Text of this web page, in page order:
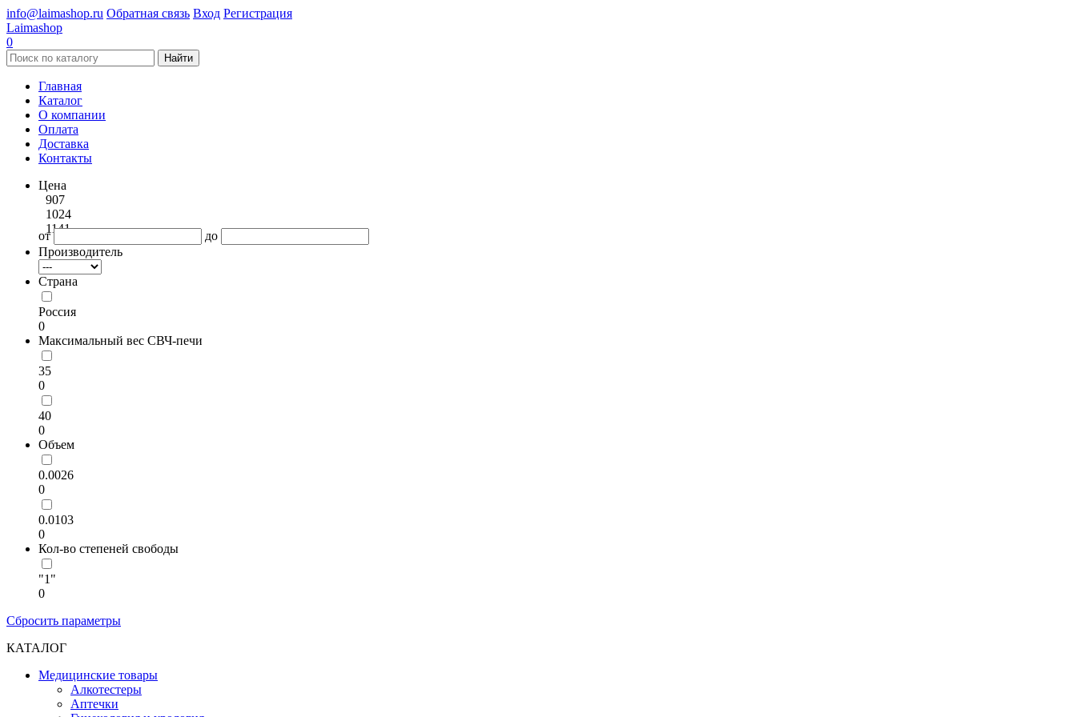
info@laimashop.ru Обратная связь Вход Регистрация
Laimashop
0
Найти
Главная
Каталог
О компании
Оплата
Доставка
Контакты
Цена
907
1024
1141
от
до
Производитель
Страна
Россия
0
Максимальный вес СВЧ-печи
35
0
40
0
Объем
0.0026
0
0.0103
0
Кол-во степеней свободы
"1"
0
Сбросить параметры
КАТАЛОГ
Медицинские товары
Алкотестеры
Аптечки